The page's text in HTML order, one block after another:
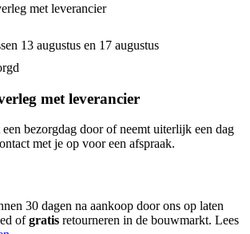
met leverancier
13 augustus en 17 augustus
met leverancier
bezorgdag door of neemt uiterlijk een dag
met je op voor een afspraak.
30 dagen na aankoop door ons op laten
ofgratis retourneren in de bouwmarkt. Lees